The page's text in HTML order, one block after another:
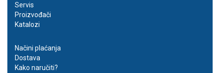
Servis
Proizvođači
Katalozi
Načini plaćanja
Dostava
Kako naručiti?